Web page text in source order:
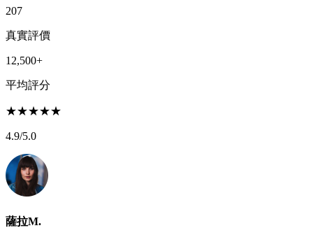
207
真實評價
12,500+
平均評分
★★★★★
4.9/5.0
薩拉M.